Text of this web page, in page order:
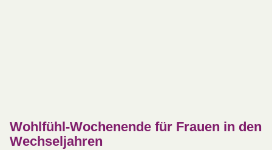
Wohlfühl-Wochenende für Frauen in den
Wechseljahren